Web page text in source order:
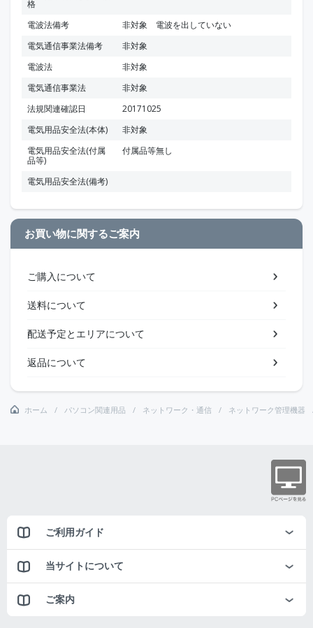
格
電波法備考
非対象 電波を出していない
電気通信事業法備考
非対象
電波法
非対象
電気通信事業法
非対象
法規関連確認日
20171025
電気用品安全法(本体)
非対象
電気用品安全法(付属
品等)
付属品等無し
電気用品安全法(備考)
お買い物に関するご案内
ご購入について
送料について
配送予定とエリアについて
返品について
ホーム パソコン関連用品 ネットワーク・通信 ネットワーク管理機器
ご利用ガイド
当サイトについて
ご案内